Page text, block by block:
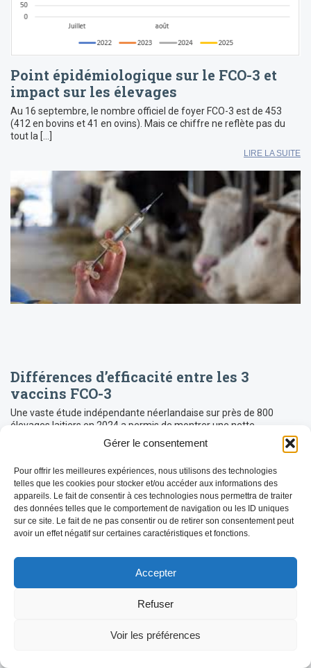
Gérer le consentement
Pour offrir les meilleures expériences, nous utilisons des technologies
telles que les cookies pour stocker et/ou accéder aux informations des
appareils. Le fait de consentir à ces technologies nous permettra de traiter
des données telles que le comportement de navigation ou les ID uniques
sur ce site. Le fait de ne pas consentir ou de retirer son consentement peut
avoir un effet négatif sur certaines caractéristiques et fonctions.
Accepter
Refuser
Voir les préférences
Point épidémiologique sur le FCO-3 et
impact sur les élevages
Au 16 septembre, le nombre officiel de foyer FCO-3 est de 453
(412 en bovins et 41 en ovins). Mais ce chiffre ne reflète pas du
tout la […]
LIRE LA SUITE
Différences d’efficacité entre les 3
vaccins FCO-3
Une vaste étude indépendante néerlandaise sur près de 800
élevages laitiers en 2024 a permis de montrer une nette
différence d’efficacité entre les vaccins FCO-3 : SYVAZUL 3 (Syva,
LIRE LA SUITE